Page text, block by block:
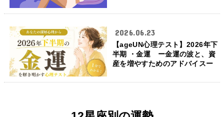
2026.06.23
【ageUN心理テスト】2026年下
半期 ・金運 ー金運の波と、資
産を増やすためのアドバイスー